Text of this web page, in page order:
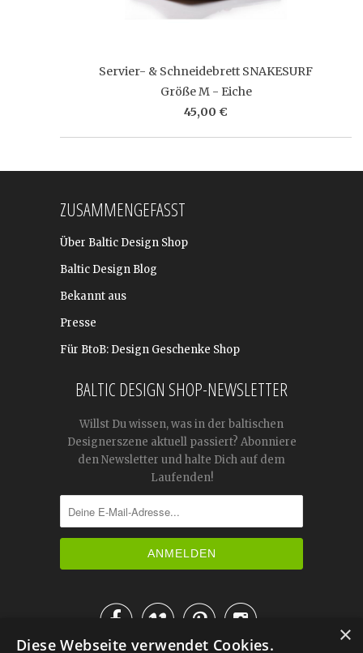
Servier- & Schneidebrett SNAKESURF
Größe M - Eiche
45,00 €
ZUSAMMENGEFASST
Über Baltic Design Shop
Baltic Design Blog
Bekannt aus
Presse
Für BtoB: Design Geschenke Shop
BALTIC DESIGN SHOP-NEWSLETTER
Willst Du wissen, was in der baltischen
Designerszene aktuell passiert? Abonniere
den Newsletter und halte Dich auf dem
Laufenden!
 ×
Diese Webseite verwendet Cookies.